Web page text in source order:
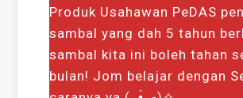
Produk Usahawan PeDAS
sambal yang dah 5 tahun
sambal kita ini boleh tahan
bulan! Jom belajar dengan